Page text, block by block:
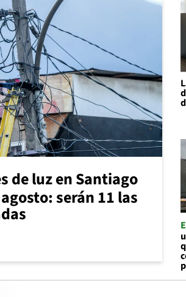
de luz en Santiago
serán 11 las